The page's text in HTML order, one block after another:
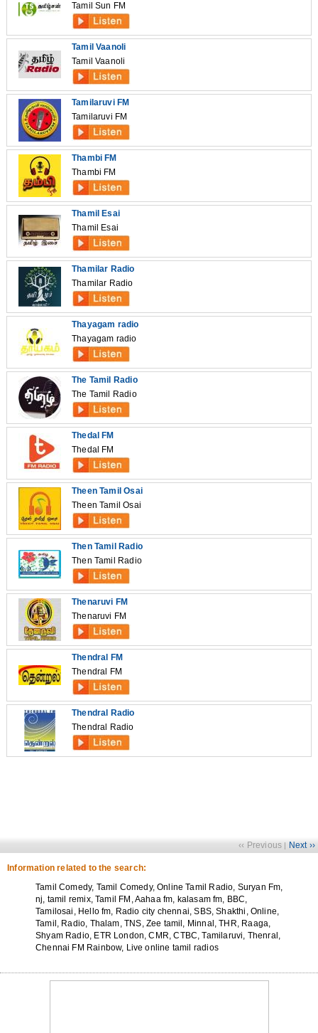
Tamil Sun FM
Tamil Vaanoli
Tamil Vaanoli
Tamilaruvi FM
Tamilaruvi FM
Thambi FM
Thambi FM
Thamil Esai
Thamil Esai
Thamilar Radio
Thamilar Radio
Thayagam radio
Thayagam radio
The Tamil Radio
The Tamil Radio
Thedal FM
Thedal FM
Theen Tamil Osai
Theen Tamil Osai
Then Tamil Radio
Then Tamil Radio
Thenaruvi FM
Thenaruvi FM
Thendral FM
Thendral FM
Thendral Radio
Thendral Radio
‹‹ Previous | Next ››
Information related to the search:
Tamil Comedy, Tamil Comedy, Online Tamil Radio, Suryan Fm,
nj, tamil remix, Tamil FM, Aahaa fm, kalasam fm, BBC,
Tamilosai, Hello fm, Radio city chennai, SBS, Shakthi, Online,
Tamil, Radio, Thalam, TNS, Zee tamil, Minnal, THR, Raaga,
Shyam Radio, ETR London, CMR, CTBC, Tamilaruvi, Thenral,
Chennai FM Rainbow, Live online tamil radios